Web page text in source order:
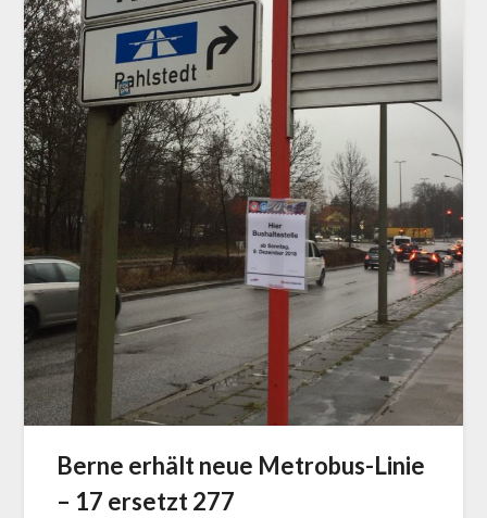
Berne erhält neue Metrobus-Linie
– 17 ersetzt 277